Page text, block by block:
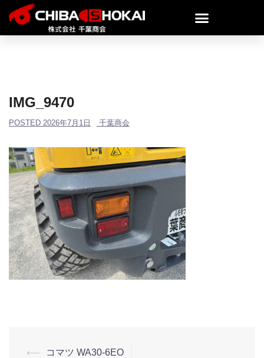
IMG_9470
POSTED 2026年7月1日 千葉商会
⟵
コマツ WA30-6EO